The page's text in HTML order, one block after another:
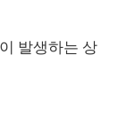
발생하는 상